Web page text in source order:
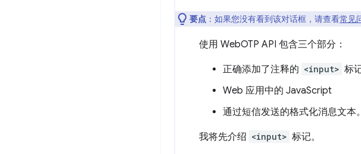
要点 ：如果您没有看到该对话框，请查看常见
使用 WebOTP API 包含三个部分：
正确添加了注释的 <input> 标
Web 应用中的 JavaScript
通过短信发送的格式化消息文本。
我将先介绍 <input> 标记。